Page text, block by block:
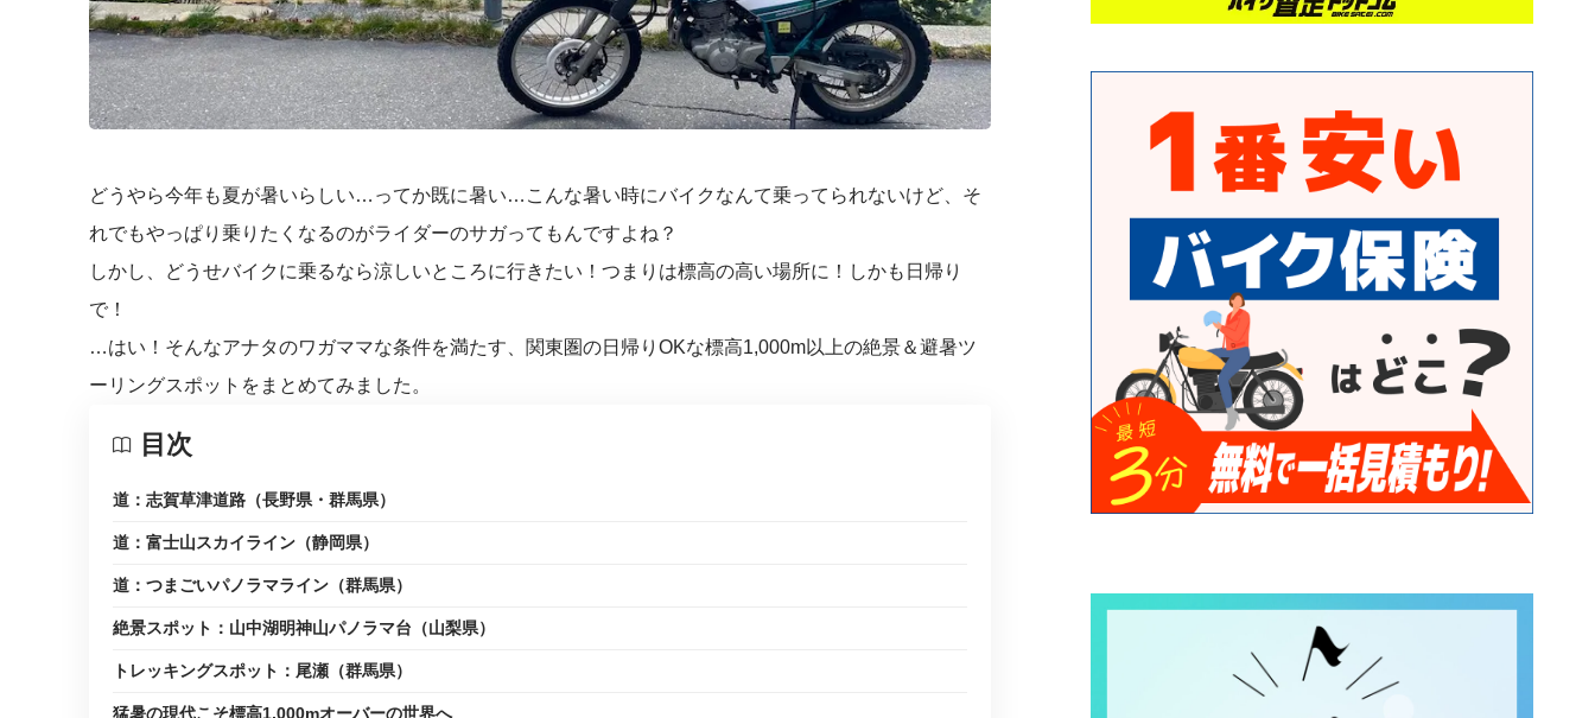
どうやら今年も夏が暑いらしい… ってか既に暑い… こんな暑い時にバイクなんて乗ってられないけど、そ
れでもやっぱり乗りたくなるのがライダーのサガってもんですよね？
しかし、どうせバイクに乗るなら涼しいところに行きたい！つまりは標高の高い場所に！しかも日帰り
で！
…はい！そんなアナタのワガママな条件を満たす、 関東圏の日帰りOKな標高1,000m以上の絶景＆避暑ツ
ーリングスポットをまとめてみました。
目次
道：志賀草津道路（長野県・群馬県）
道：富士山スカイライン（静岡県）
道：つまごいパノラマライン（群馬県）
絶景スポット：山中湖明神山パノラマ台（山梨県）
トレッキングスポット：尾瀬（群馬県）
猛暑の現代こそ標高1,000mオーバーの世界へ